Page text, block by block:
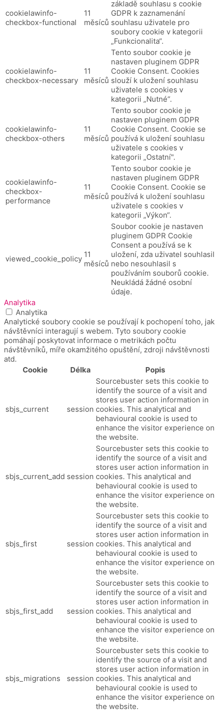
cookielawinfo-
checkbox-functional
11
měsíců
základě souhlasu s cookie
GDPR k zaznamenání
souhlasu uživatele pro
soubory cookie v kategorii
„Funkcionalita“.
cookielawinfo-
checkbox-necessary
11
měsíců
Tento soubor cookie je
nastaven pluginem GDPR
Cookie Consent. Cookies
slouží k uložení souhlasu
uživatele s cookies v
kategorii „Nutné“.
cookielawinfo-
checkbox-others
11
měsíců
Tento soubor cookie je
nastaven pluginem GDPR
Cookie Consent. Cookie se
používá k uložení souhlasu
uživatele s cookies v
kategorii „Ostatní".
cookielawinfo-
checkbox-
performance
11
měsíců
Tento soubor cookie je
nastaven pluginem GDPR
Cookie Consent. Cookie se
používá k uložení souhlasu
uživatele s cookies v
kategorii „Výkon“.
viewed_cookie_policy 11
měsíců
Soubor cookie je nastaven
pluginem GDPR Cookie
Consent a používá se k
uložení, zda uživatel souhlasil
nebo nesouhlasil s
používáním souborů cookie.
Neukládá žádné osobní
údaje.
Analytika
Analytika
Analytické soubory cookie se používají k pochopení toho, jak
návštěvníci interagují s webem. Tyto soubory cookie
pomáhají poskytovat informace o metrikách počtu
návštěvníků, míře okamžitého opuštění, zdroji návštěvnosti
atd.
Cookie
Délka Popis
sbjs_current session
Sourcebuster sets this cookie to
identify the source of a visit and
stores user action information in
cookies. This analytical and
behavioural cookie is used to
enhance the visitor experience on
the website.
sbjs_current_add session
Sourcebuster sets this cookie to
identify the source of a visit and
stores user action information in
cookies. This analytical and
behavioural cookie is used to
enhance the visitor experience on
the website.
sbjs_first session
Sourcebuster sets this cookie to
identify the source of a visit and
stores user action information in
cookies. This analytical and
behavioural cookie is used to
enhance the visitor experience on
the website.
sbjs_first_add session
Sourcebuster sets this cookie to
identify the source of a visit and
stores user action information in
cookies. This analytical and
behavioural cookie is used to
enhance the visitor experience on
the website.
sbjs_migrations session
Sourcebuster sets this cookie to
identify the source of a visit and
stores user action information in
cookies. This analytical and
behavioural cookie is used to
enhance the visitor experience on
the website.